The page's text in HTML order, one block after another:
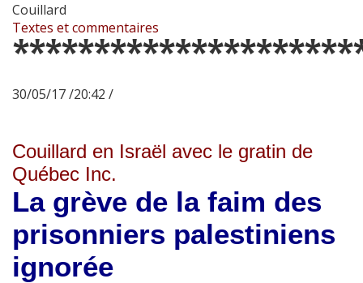
Couillard
Textes et commentaires
30/05/17 /20:42 /
Couillard en Israël avec le gratin de
Québec Inc.
La grève de la faim des
prisonniers palestiniens
ignorée